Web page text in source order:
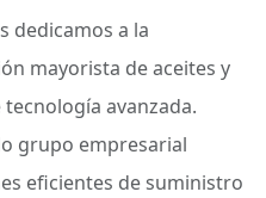
dedicamos a la
mayorista de aceites y
avanzada.
grupo empresarial
eficientes de suministro